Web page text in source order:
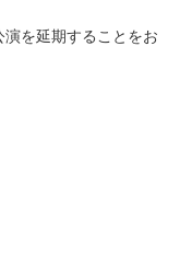
を延期することをお